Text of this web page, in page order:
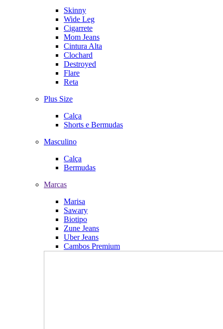
Skinny
Wide Leg
Cigarrete
Mom Jeans
Cintura Alta
Clochard
Destroyed
Flare
Reta
Plus Size
Calça
Shorts e Bermudas
Masculino
Calça
Bermudas
Marcas
Marisa
Sawary
Biotipo
Zune Jeans
Uber Jeans
Cambos Premium